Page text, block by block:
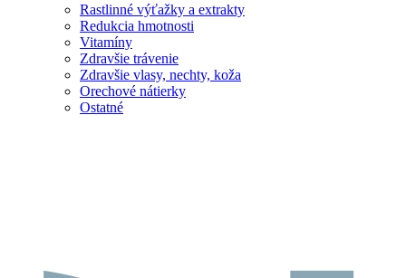
Rastlinné výťažky a extrakty
Redukcia hmotnosti
Vitamíny
Zdravšie trávenie
Zdravšie vlasy, nechty, koža
Orechové nátierky
Ostatné